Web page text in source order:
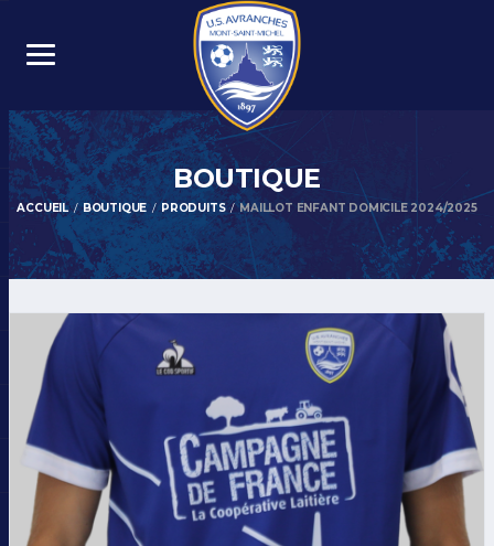
BOUTIQUE
ACCUEIL BOUTIQUE PRODUITS MAILLOT ENFANT DOMICILE 2024/2025